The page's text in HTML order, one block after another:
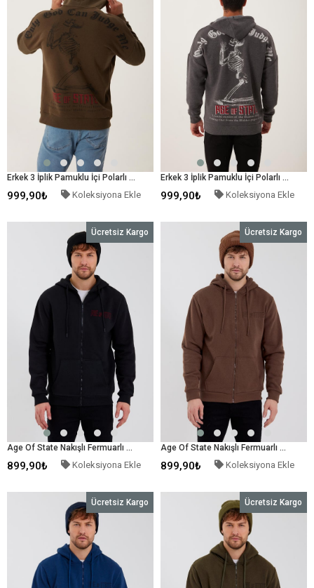
Erkek 3 İplik Pamuklu İçi Polarlı Ön Arka Baskılı Oversize Kapüşonlu Haki Sweatshirt
999,90₺ Koleksiyona Ekle
Erkek 3 İplik Pamuklu İçi Polarlı Ön Arka Baskılı Oversize Kapüşonlu Antrasit Sweatshirt
999,90₺ Koleksiyona Ekle
Age Of State Nakışlı Fermuarlı 3 İplik Sweatshirt Siyah
899,90₺ Koleksiyona Ekle
Ücretsiz Kargo
Age Of State Nakışlı Fermuarlı 3 İplik Sweatshirt Kahverengi
899,90₺ Koleksiyona Ekle
Ücretsiz Kargo
Ücretsiz Kargo Ücretsiz Kargo